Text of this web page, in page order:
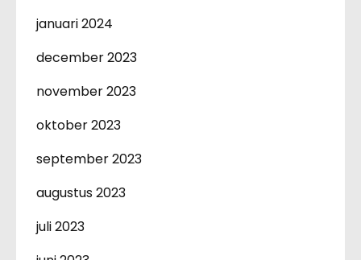
januari 2024
december 2023
november 2023
oktober 2023
september 2023
augustus 2023
juli 2023